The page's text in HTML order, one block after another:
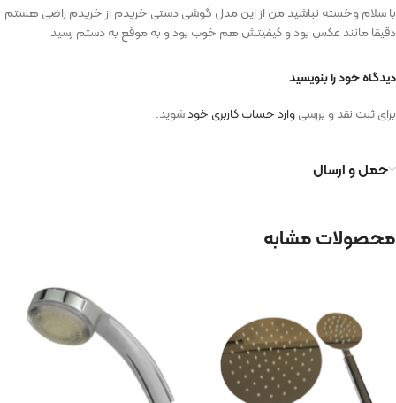
با سلام وخسته نباشید من از این مدل گوشی دستی خریدم از خریدم راضی هستم
دقیقا مانند عکس بود و کیفیتش هم خوب بود و به موقع به دستم رسید
دیدگاه خود را بنویسید
برای ثبت نقد و بررسیوارد حساب کاربری خودشوید.
حمل و ارسال
محصولات مشابه